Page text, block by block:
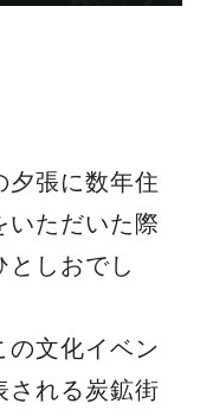
⼣張に数年住
いただいた際
としおでし
の⽂化イベン
される炭鉱街